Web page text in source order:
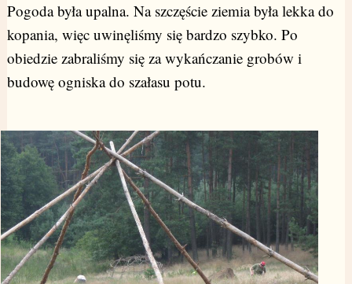
Pogoda była upalna. Na szczęście ziemia była lekka do
kopania, więc uwinęliśmy się bardzo szybko. Po
obiedzie zabraliśmy się za wykańczanie grobów i
budowę ogniska do szałasu potu.